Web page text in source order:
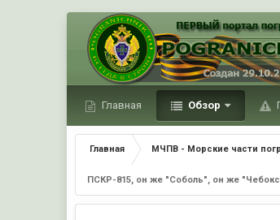
Главная Обзор
Главная МЧПВ - Морские части
ПСКР-815, он же "Соболь", он же